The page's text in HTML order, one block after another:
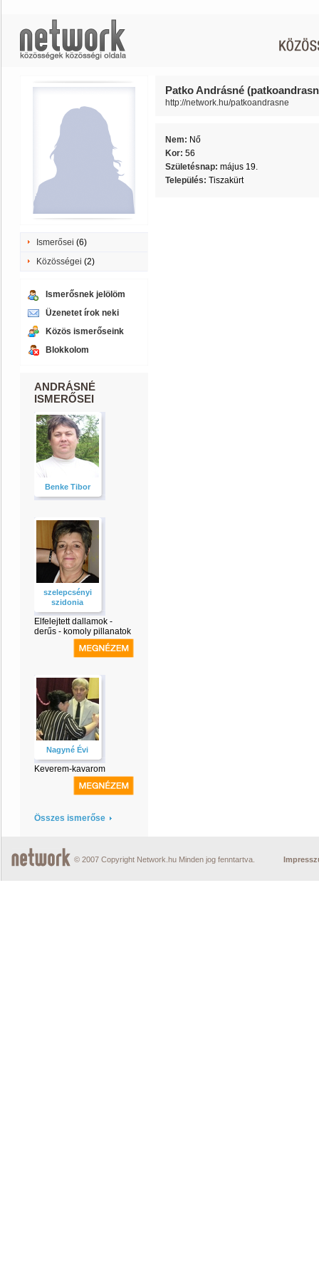
Ismerősei (6)
Közösségei (2)
Ismerősnek jelölöm
Üzenetet írok neki
Közös ismerőseink
Blokkolom
ANDRÁSNÉ
ISMERŐSEI
Benke Tibor
szelepcsényi
szidonia
Elfelejtett dallamok -
derűs - komoly pillanatok
Nagyné Évi
Keverem-kavarom
Összes ismerőse
Patko Andrásné
http://network.hu/patkoandrasne
Nem: Nő
Kor: 56
Születésnap: május 19.
Település: Tiszakürt
© 2007 Copyright Network.hu Minden jog fenntartva.